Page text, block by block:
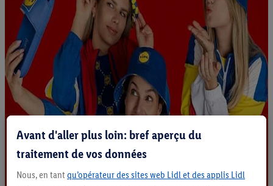
Avant d'aller plus loin: bref aperçu du
traitement de vos données
Nous, en tant qu’opérateur des sites web Lidl et des applis Lidl